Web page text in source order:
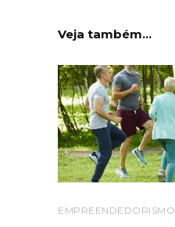
Veja também...
EMPREENDEDORISMO